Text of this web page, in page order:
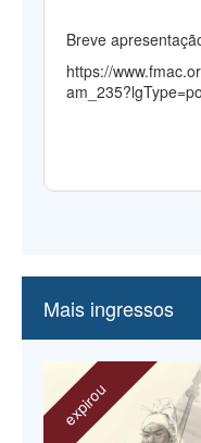
Breve
https://
am_235?lgType=po
Mais ingressos
expirou